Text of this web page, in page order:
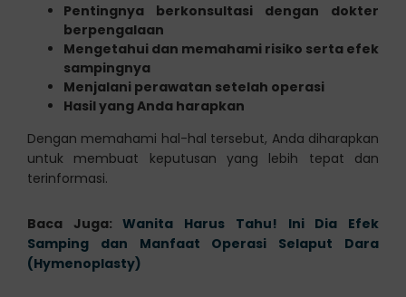
Pentingnya berkonsultasi dengan dokter
berpengalaan
Mengetahui dan memahami risiko serta efek
sampingnya
Menjalani perawatan setelah operasi
Hasil yang Anda harapkan
Dengan memahami hal-hal tersebut, Anda diharapkan
untuk membuat keputusan yang lebih tepat dan
terinformasi.
Baca Juga:Wanita Harus Tahu! Ini Dia Efek
Samping dan Manfaat Operasi Selaput Dara
(Hymenoplasty)